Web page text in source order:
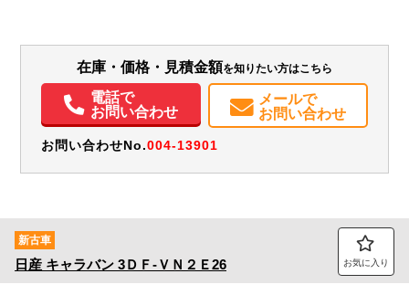
装備情報
エアコン パワステ パワーウィンドウ エアバッグ
集中ドアロック
電動格納ミラー
カーナビ TV バックモニター
記録簿（一部含む）
在庫・価格・見積金額を知りたい方はこちら
電話で
お問い合わせ
メールで
お問い合わせ
お問い合わせNo.004-13901
新古車
日産 キャラバン 3ＤＦ-ＶＮ２Ｅ26 お気に入り